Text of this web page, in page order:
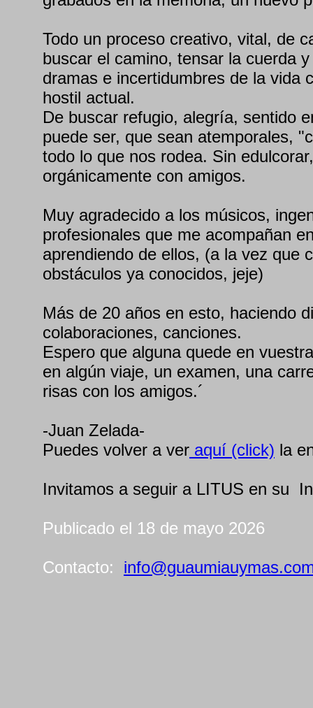
Todo un proceso creativo, vital, de
buscar el camino, tensar la cuerda
dramas e incertidumbres de la vida
hostil actual.
De buscar refugio, alegría, sentido
puede ser, que sean atemporales,
todo lo que nos rodea. Sin
orgánicamente con amigos.
Muy agradecido a los músicos,
profesionales que me acompañan
aprendiendo de ellos, (a la vez que
obstáculos ya conocidos, jeje)
Más de 20 años en esto, haciendo
colaboraciones, canciones.
Espero que alguna quede en
en algún viaje, un examen, una
risas con los amigos.´
-Juan Zelada-
Puedes volver a ver aquí (click) la
Invitamos a seguir a LITUS en su
Publicado el 18 de mayo 2026
Contacto: